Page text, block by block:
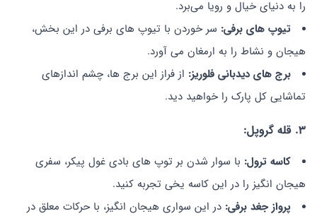
را به دنیای خیال و رویا می‌برد.
تیوپ های برفی: سر خوردن با تیوپ های برفی در این بخش،
هیجان و نشاط را به ارمغان می آورد.
برج های دیدبانی فلوریز: از فراز این برج ها، چشم اندازهای
تماشایی کل پارک را خواهید دید.
3. قله گروپل:
کاسه ترول: با سوار شدن بر توپ های بادی غول پیکر، سفری
هیجان انگیز را در این کاسه یخی تجربه کنید.
پرواز جغد برفی: در این سواری هیجان انگیز، با حرکات معلق در